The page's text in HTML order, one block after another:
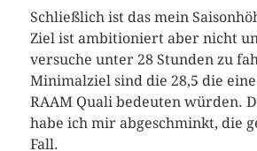
Schließlich ist das mein
Ziel ist ambitioniert aber nicht
versuche unter 28 Stunden zu
Minimalziel sind die 28,5 die
RAAM Quali bedeuten würden.
habe ich mir abgeschminkt, die
Fall.